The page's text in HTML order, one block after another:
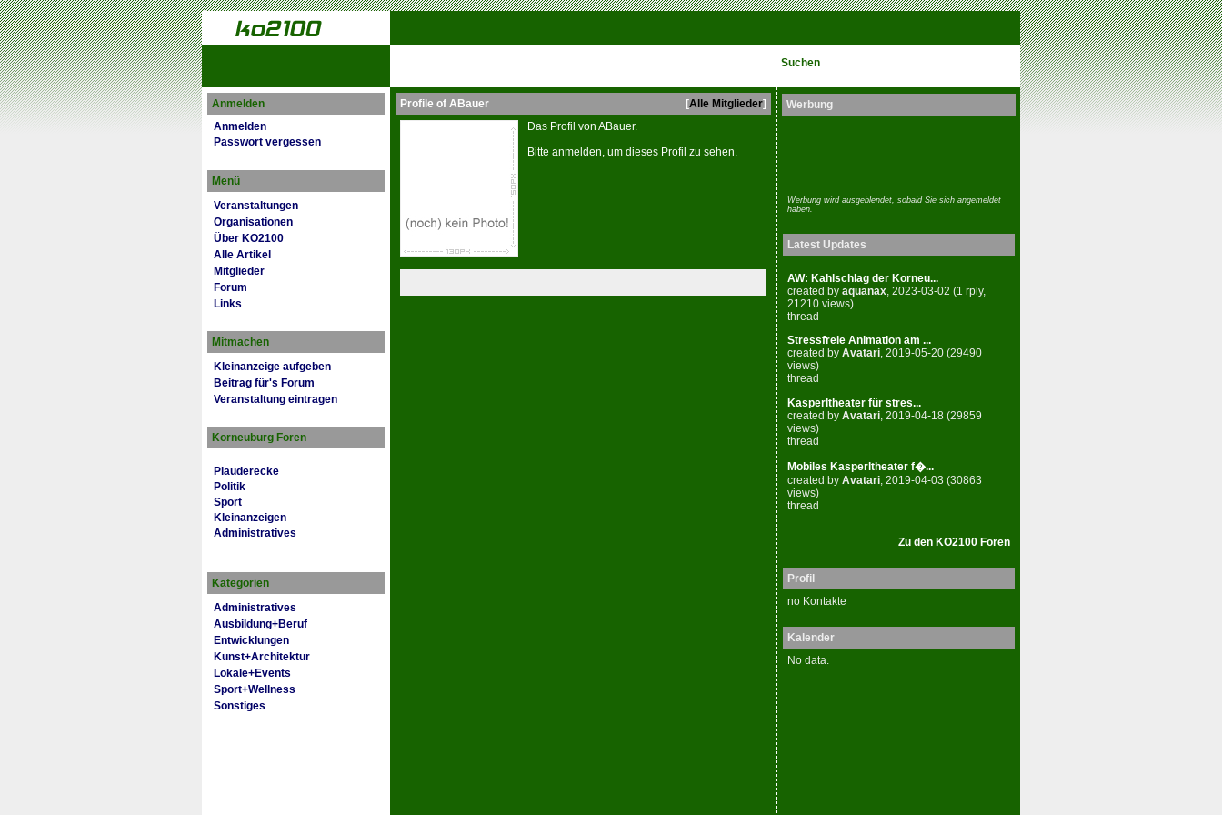
Suchen
Anmelden
Anmelden
Passwort vergessen
Menü
Veranstaltungen
Organisationen
Über KO2100
Alle Artikel
Mitglieder
Forum
Links
Mitmachen
Kleinanzeige aufgeben
Beitrag für's Forum
Veranstaltung eintragen
Korneuburg Foren
Plauderecke
Politik
Sport
Kleinanzeigen
Administratives
Kategorien
Administratives
Ausbildung+Beruf
Entwicklungen
Kunst+Architektur
Lokale+Events
Sport+Wellness
Sonstiges
[Alle Mitglieder]
Profile of ABauer
Das Profil von ABauer.
Bitte anmelden, um dieses Profil zu sehen.
Werbung
Werbung wird ausgeblendet, sobald Sie sich angemeldet
haben.
Latest Updates
AW: Kahlschlag der Korneu...
created by aquanax, 2023-03-02 (1 rply,
21210 views)
thread
Stressfreie Animation am ...
created by Avatari, 2019-05-20 (29490
views)
thread
Kasperltheater für stres...
created by Avatari , 2019-04-18 (29859
views)
thread
Mobiles Kasperltheater f�...
created by Avatari , 2019-04-03 (30863
views)
thread
Zu den KO2100 Foren
Profil
no Kontakte
Kalender
No data.